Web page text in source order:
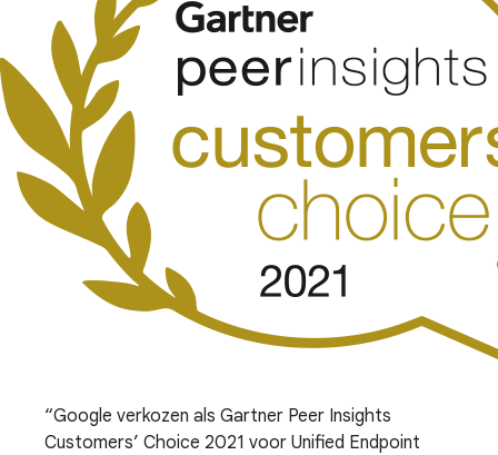
Google verkozen als Gartner Peer Insights
Customers’ Choice 2021 voor Unified Endpoint